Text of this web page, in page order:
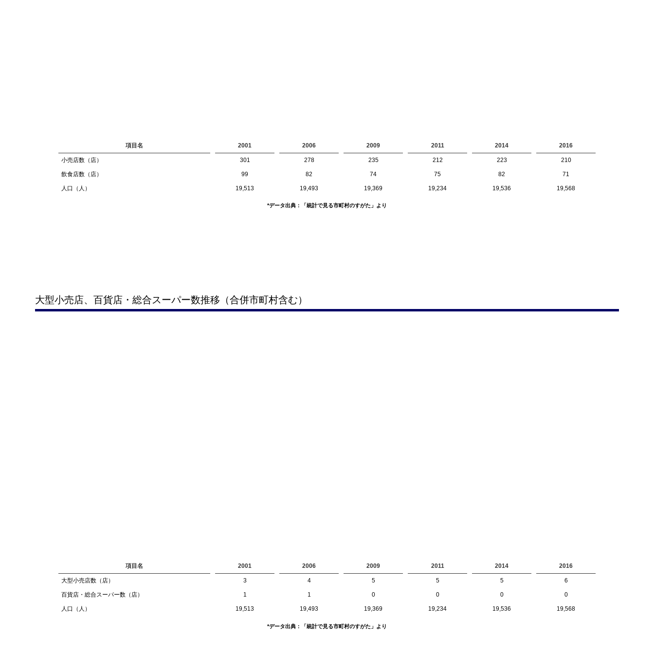
項目名 2001 2006 2009 2011 2014 2016
小売店数（店） 301 278 235 212 223 210
飲食店数（店） 99 82 74 75 82 71
人口（人） 19,513 19,493 19,369 19,234 19,536 19,568
*データ出典：「統計で見る市町村のすがた」より
大型小売店、百貨店・総合スーパー数推移（合併市町村含む）
項目名 2001 2006 2009 2011 2014 2016
大型小売店数（店） 3 4 5 5 5 6
百貨店・総合スーパー数（店） 1 1 0 0 0 0
人口（人） 19,513 19,493 19,369 19,234 19,536 19,568
*データ出典：「統計で見る市町村のすがた」より